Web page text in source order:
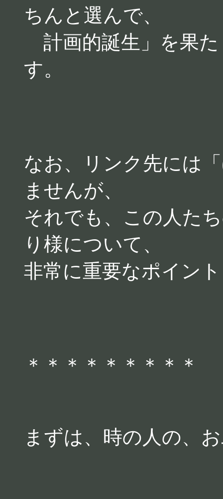
ちんと選んで、
計画的誕生」を果
す。
なお、リンク先には
ませんが、
それでも、この人た
り様について、
非常に重要なポイン
＊＊＊＊＊＊＊＊＊
まずは、時の人の、